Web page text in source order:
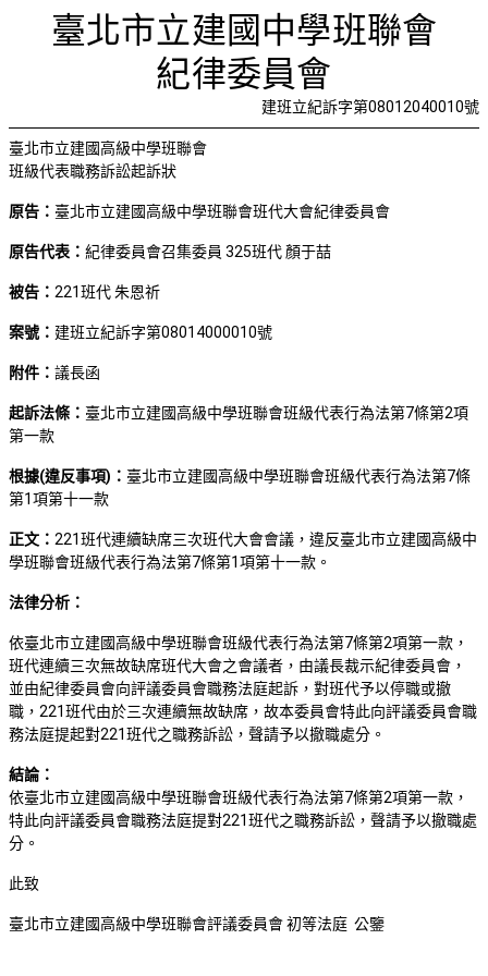
檢視法令 檢視公文 評委文書關於與使用條款
221班代
臺北市立建國中學班聯會
紀律委員會
建班立紀訴字第08012040010號
臺北市立建國高級中學班聯會
班級代表職務訴訟起訴狀
原告： 臺北市立建國高級中學班聯會班代大會紀律委員會
原告代表： 紀律委員會召集委員 325班代 顏于喆
被告： 221班代 朱恩祈
案號： 建班立紀訴字第08014000010號
附件： 議長函
起訴法條： 臺北市立建國高級中學班聯會班級代表行為法第7條第2項
第一款
根據(違反事項)： 臺北市立建國高級中學班聯會班級代表行為法第7條
第1項第十一款
正文： 221班代連續缺席三次班代大會會議，違反臺北市立建國高級中
學班聯會班級代表行為法第7條第1項第十一款。
法律分析：
依臺北市立建國高級中學班聯會班級代表行為法第7條第2項第一款，
班代連續三次無故缺席班代大會之會議者，由議長裁示紀律委員會，
並由紀律委員會向評議委員會職務法庭起訴，對班代予以停職或撤
職，221班代由於三次連續無故缺席，故本委員會特此向評議委員會職
務法庭提起對221班代之職務訴訟，聲請予以撤職處分。
結論：
依臺北市立建國高級中學班聯會班級代表行為法第7條第2項第一款，
特此向評議委員會職務法庭提對221班代之職務訴訟，聲請予以撤職處
分。
此致
臺北市立建國高級中學班聯會評議委員會 初等法庭 公鑒